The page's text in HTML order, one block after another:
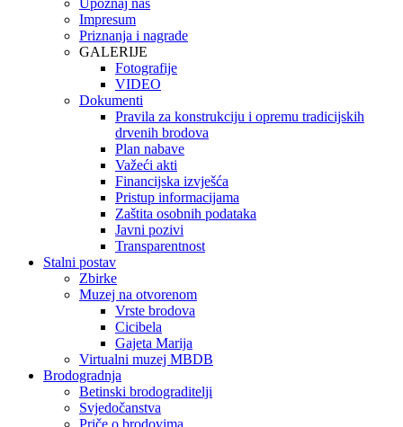
Upoznaj nas
Impresum
Priznanja i nagrade
GALERIJE
Fotografije
VIDEO
Dokumenti
Pravila za konstrukciju i opremu tradicijskih
drvenih brodova
Plan nabave
Važeći akti
Financijska izvješća
Pristup informacijama
Zaštita osobnih podataka
Javni pozivi
Transparentnost
Stalni postav
Zbirke
Muzej na otvorenom
Vrste brodova
Cicibela
Gajeta Marija
Virtualni muzej MBDB
Brodogradnja
Betinski brodograditelji
Svjedočanstva
Priče o brodovima